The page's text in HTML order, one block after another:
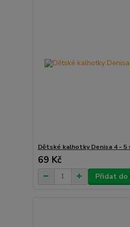
Dětské kalhotky Denisa 4 - 5
69 Kč
Přidat do